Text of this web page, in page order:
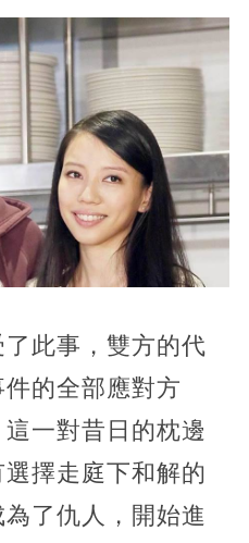
此事，雙方的代
的全部應對方
一對昔日的枕邊
擇走庭下和解的
了仇人，開始進